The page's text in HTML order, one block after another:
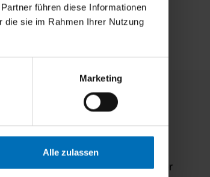
führen diese Informationen
die sie im Rahmen Ihrer Nutzung
Marketing
Alle zulassen
Gestalten Sie
Markise!
Markise mit dem Konfigurator
Wünschen an. Wählen Sie aus der